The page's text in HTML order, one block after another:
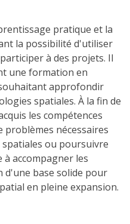
pratique et la
la possibilité d'utiliser
à des projets. Il
une formation en
approfondir
spatiales. À la fin de
les compétences
nécessaires
ou poursuivre
à accompagner les
d'une base solide pour
en pleine expansion.